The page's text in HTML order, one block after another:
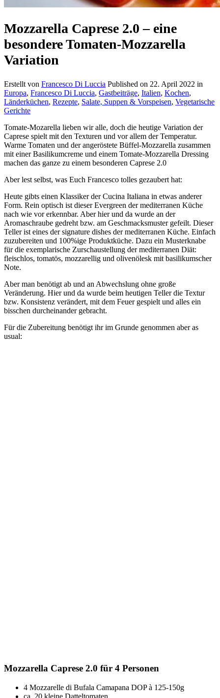
Mozzarella Caprese 2.0 – eine
besondere Tomaten-Mozzarella
Variation
Erstellt von Francesco Di Luccia Published on 22. April 2022 in
Europa, Francesco Di Luccia, Gastbeiträge, Italien, Kochen,
Länderküchen, Rezepte, Salate, Suppen & Vorspeisen, Vegetarische
Gerichte
Tomate-Mozarella lieben wir alle, doch die heutige Variation der
Caprese spielt mit den Texturen und vor allem der Temperatur.
Warme Tomaten und der angeröstete Büffel-Mozzarella zusammen
mit einer Basilikumcreme und einem Tomate-Mozzarella Dressing
machen das ganze zu einem besonderen Caprese 2.0
Aber lest selbst, was Euch Francesco tolles gezaubert hat:
Heute gibts einen Klassiker der Cucina Italiana in etwas anderer
Form. Rein optisch ist dieser Evergreen der mediterranen Küche
nach wie vor erkennbar. Aber hier und da wurde an der
Aromaschraube gedreht bzw. am Geschmacksmuster gefeilt. Dieser
Teller ist eines der signature dishes der mediterranen Küche. Einfach
zuzubereiten und 100%ige Produktküche. Dazu ein Musterknabe
für die exemplarische Zurschaustellung der mediterranen Diät:
fleischlos, tomatös, mozzarellig und olivenölesk mit basilikumscher
Note.
Aber man benötigt ab und an Abwechslung ohne große
Veränderung. Hier und da wurde beim heutigen Teller die Textur
bzw. Konsistenz verändert, mit dem Feuer gespielt und alles ein
bisschen durcheinander gebracht.
Für die Zubereitung benötigt ihr im Grunde genommen aber as
usual:
Mozzarella Caprese 2.0 für 4 Personen
4 Mozzarelle di Bufala Camapana DOP à 125-150g